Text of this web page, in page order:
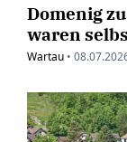
Domenig
waren
Wartau •